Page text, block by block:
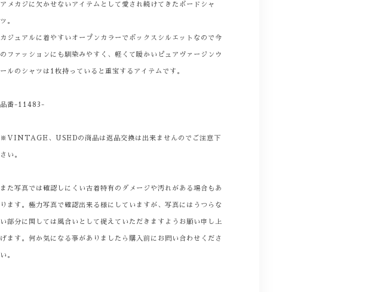
アメカジに欠かせないアイテムとして愛され続けてきたボードシャ
ツ。
カジュアルに着やすいオープンカラーでボックスシルエットなので今
のファッションにも馴染みやすく、軽くて暖かいピュアヴァージンウ
ールのシャツは1枚持っていると重宝するアイテムです。
品番-11483-
※VINTAGE、USEDの商品は返品交換は出来ませんのでご注意下
さい。
また写真では確認しにくい古着特有のダメージや汚れがある場合もあ
ります。極力写真で確認出来る様にしていますが、写真にはうつらな
い部分に関しては風合いとして捉えていただきますようお願い申し上
げます。何か気になる事がありましたら購入前にお問い合わせくださ
い。